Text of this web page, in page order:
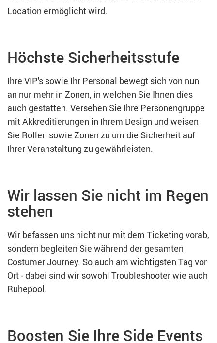
Location ermöglicht wird.
Höchste Sicherheitsstufe
Ihre VIP's sowie Ihr Personal bewegt sich von nun
an nur mehr in Zonen, in welchen Sie Ihnen dies
auch gestatten. Versehen Sie Ihre Personengruppe
mit Akkreditierungen in Ihrem Design und weisen
Sie Rollen sowie Zonen zu um die Sicherheit auf
Ihrer Veranstaltung zu gewährleisten.
Wir lassen Sie nicht im Regen
stehen
Wir befassen uns nicht nur mit dem Ticketing vorab,
sondern begleiten Sie während der gesamten
Costumer Journey. So auch am wichtigsten Tag vor
Ort - dabei sind wir sowohl Troubleshooter wie auch
Ruhepool.
Boosten Sie Ihre Side Events